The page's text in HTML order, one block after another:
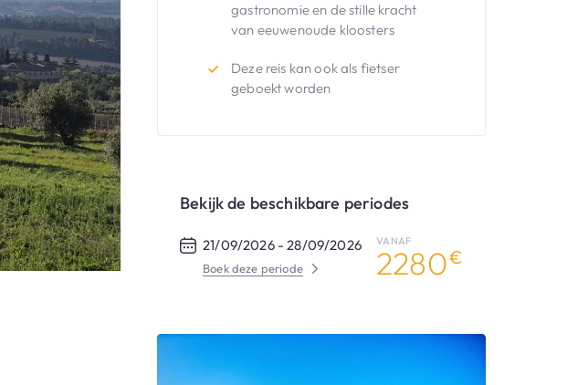
gastronomie en de stille kracht
van eeuwenoude kloosters
Deze reis kan ook als fietser
geboekt worden
Bekijk de beschikbare periodes
21/09/2026 -28/09/2026
Boek deze periode
VANAF
2280€